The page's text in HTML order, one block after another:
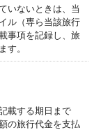
いないときは、当
ル（専ら当該旅行
事項を記録し、旅
す。
載する期日まで
の旅行代金を支払